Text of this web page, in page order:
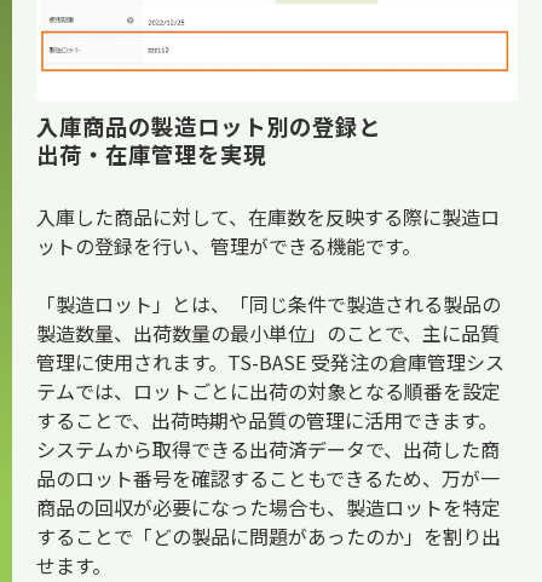
入庫商品の製造ロット別の登録と
出荷・在庫管理を実現
入庫した商品に対して、在庫数を反映する際に製造ロ
ットの登録を行い、管理ができる機能です。
「製造ロット」とは、「同じ条件で製造される製品の
製造数量、出荷数量の最小単位」のことで、主に品質
管理に使用されます。TS-BASE 受発注の倉庫管理シス
テムでは、ロットごとに出荷の対象となる順番を設定
することで、出荷時期や品質の管理に活用できます。
システムから取得できる出荷済データで、出荷した商
品のロット番号を確認することもできるため、万が一
商品の回収が必要になった場合も、製造ロットを特定
することで「どの製品に問題があったのか」を割り出
せます。